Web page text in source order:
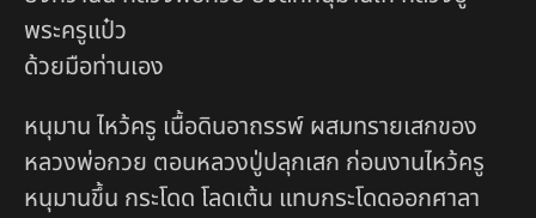
พระครูแป๋ว
ด้วยมือท่านเอง
หนุมาน ไหว้ครู เนื้อดินอาถรรพ์ ผสมทรายเสกของ
หลวงพ่อกวย ตอนหลวงปู่ปลุกเสก ก่อนงานไหว้ครู
หนุมานขึ้น กระโดด โลดเต้น แทบกระโดดออกศาลา